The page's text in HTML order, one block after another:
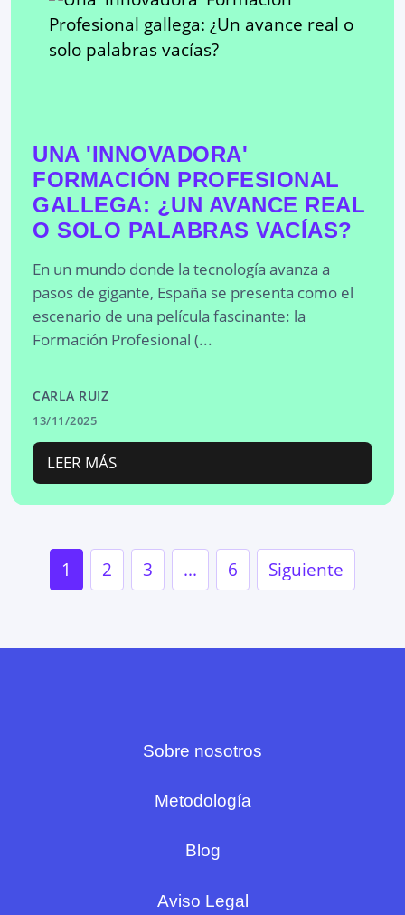
UNA 'INNOVADORA'
FORMACIÓN PROFESIONAL
GALLEGA: ¿UN AVANCE REAL
O SOLO PALABRAS VACÍAS?
En un mundo donde la tecnología avanza a
pasos de gigante, España se presenta como el
escenario de una película fascinante: la
Formación Profesional (...
CARLA RUIZ
13/11/2025
LEER MÁS
1 2 3 ... 6 Siguiente
Sobre nosotros
Metodología
Blog
Aviso Legal